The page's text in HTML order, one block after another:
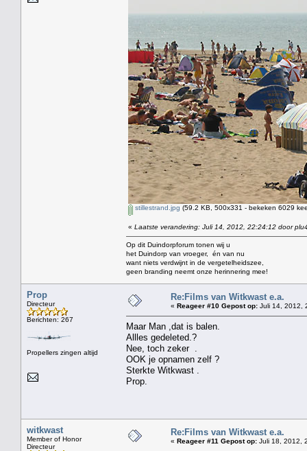
stillestrand.jpg (59.2 KB, 500x331 - bekeken 6029
« Laatste verandering: Juli 14, 2012, 22:24:12 door
Op dit Duindorpforum tonen wij u
het Duindorp van vroeger, én van nu
want niets verdwijnt in de vergetelheidszee,
geen branding neemt onze herinnering mee!
Prop
Directeur
Berichten: 267
Propellers zingen altijd
Re:Films van Witkwast e.a.
« Reageer #10 Gepost op: Juli 14, 2012,
Maar Man ,dat is balen.
Allles gedeleted.?
Nee, toch zeker .
OOK je opnamen zelf ?
Sterkte Witkwast .
Prop.
witkwast
Member of Honor
Directeur
Re:Films van Witkwast e.a.
« Reageer #11 Gepost op: Juli 18, 2012,